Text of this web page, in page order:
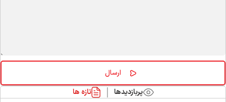
پربازدیدها تازه ها